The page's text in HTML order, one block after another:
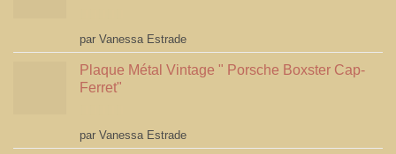
Note5sur 5
par Vanessa Estrade
Plaque Métal Vintage " Porsche Boxster Cap-
Ferret"
Note5sur 5
par Vanessa Estrade